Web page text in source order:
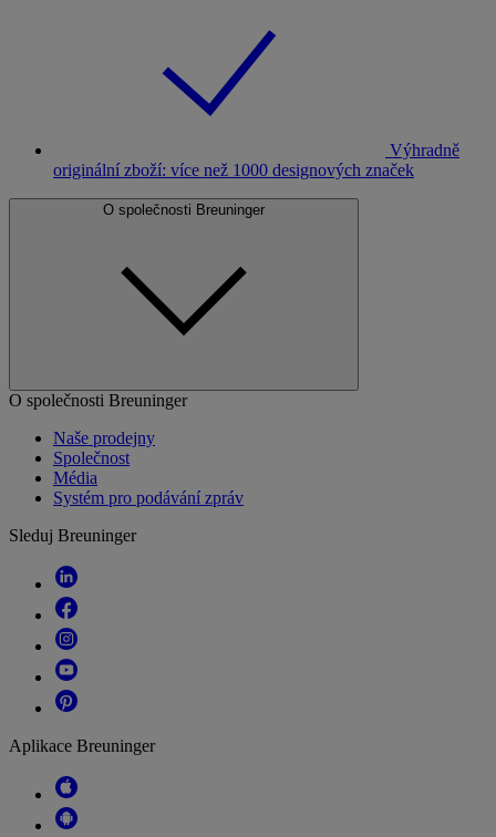
Výhradně
originální zboží: více než 1000 designových značek
O společnosti Breuninger
O společnosti Breuninger
Naše prodejny
Společnost
Média
Systém pro podávání zpráv
Sleduj Breuninger
Aplikace Breuninger